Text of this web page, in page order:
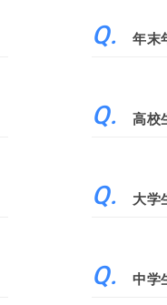
年末
高校
大学
中学